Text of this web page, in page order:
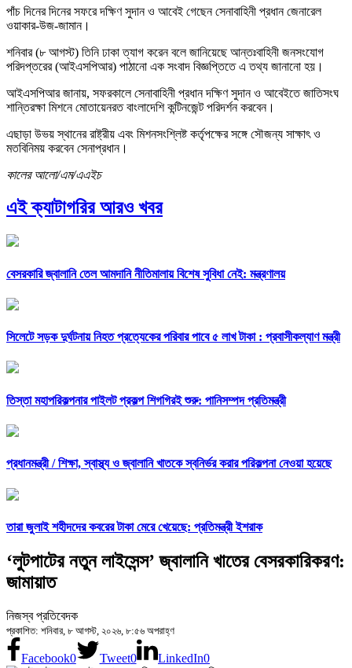
পাঁচ দিনের দিনের সফরে দক্ষিণ সুদান ও আবেই গেছেন সেনাবাহিনী প্রধান জেনারেল
ওয়াকার-উজ-জামান।
শনিবার (৮ আগস্ট) তিনি ঢাকা ত্যাগ করেন বলে জানিয়েছে আন্তঃবাহিনী জনসংযোগ
পরিদপ্তরের (আইএসপিআর) পাঠানো এক সংবাদ বিজ্ঞপ্তিতে এ তথ্য জানানো হয়।
আইএসপিআর জানায়, সফরকালে সেনাবাহিনী প্রধান দক্ষিণ সুদান ও আবেইতে জাতিসংঘ
শান্তিরক্ষা মিশনে মোতায়েনরত বাংলাদেশি কন্টিনজেন্ট পরিদর্শন করবেন।
এছাড়া উভয় স্থানের রাষ্ট্রীয় এবং মিশনসংশ্লিষ্ট কর্তৃপক্ষের সঙ্গে সৌজন্য সাক্ষাৎ ও
মতবিনিময় করবেন সেনাপ্রধান।
কালের আলো/এম/এএইচ
এই ক্যাটাগরির আরও খবর
বেসরকারি জ্বালানি তেল আমদানি নীতিমালায় বিশেষ সুবিধা নেই: মন্ত্রণালয়
সিলেটে সড়ক দুর্ঘটনায় নিহত প্রত্যেকের পরিবার পাবে ৫ লাখ টাকা : প্রবাসীকল্যাণ মন্ত্রী
তিস্তা মহাপরিকল্পনার পাইলট প্রকল্প শিগগিরই শুরু: পানিসম্পদ প্রতিমন্ত্রী
প্রধানমন্ত্রী /শিক্ষা, স্বাস্থ্য ও জ্বালানি খাতকে স্বনির্ভর করার পরিকল্পনা নেওয়া হয়েছে
তারা জুলাই শহীদদের কবরের টাকা মেরে খেয়েছে: প্রতিমন্ত্রী ইশরাক
‘লুটপাটের নতুন লাইসেন্স’ জ্বালানি খাতের বেসরকারিকরণ:
জামায়াত
নিজস্ব প্রতিবেদক
প্রকাশিত: শনিবার, ৮ আগস্ট, ২০২৬, ৮:৫৬ অপরাহ্ণ
Facebook0 Tweet0 LinkedIn0